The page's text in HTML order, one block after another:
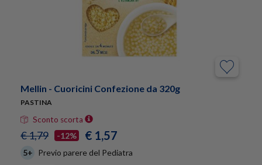
Mellin - Cuoricini Confezione da 320g
PASTINA
Sconto scorta
€ 1,79 -12% € 1,57
5+ Previo parere del Pediatra